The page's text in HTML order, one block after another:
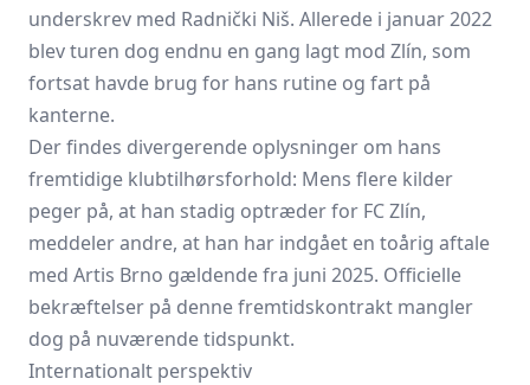
underskrev med Radnički Niš. Allerede i januar 2022
blev turen dog endnu en gang lagt mod Zlín, som
fortsat havde brug for hans rutine og fart på
kanterne.
Der findes divergerende oplysninger om hans
fremtidige klubtilhørsforhold: Mens flere kilder
peger på, at han stadig optræder for FC Zlín,
meddeler andre, at han har indgået en toårig aftale
med Artis Brno gældende fra juni 2025. Officielle
bekræftelser på denne fremtidskontrakt mangler
dog på nuværende tidspunkt.
Internationalt perspektiv